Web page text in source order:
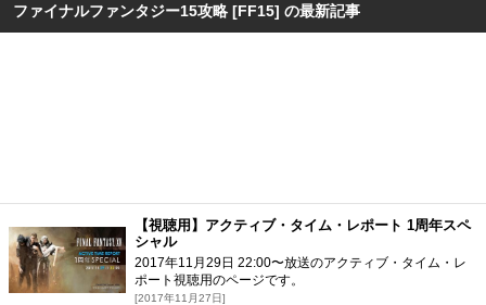
ファイナルファンタジー15攻略 [FF15] の最新記事
【視聴用】アクティブ・タイム・レポート 1周年スペ
シャル
2017年11月29日 22:00〜放送のアクティブ・タイム・レ
ポート視聴用のページです。
[2017年11月27日]